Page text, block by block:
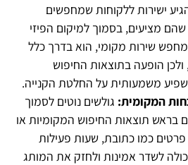
ישירות ללקוחות שמחפשים
שהם מציעים, בסמוך למיקום הפיזי
שירות מקומי, הוא בדרך כלל
הופעה בתוצאות החיפוש
משמעותית על החלטת הקנייה.
המקומית: גולשים נוטים לסמוך
בראש תוצאות החיפוש המקומיות או
כמו כתובת, שעות פעילות
לשדר אמינות ולחזק את המותג